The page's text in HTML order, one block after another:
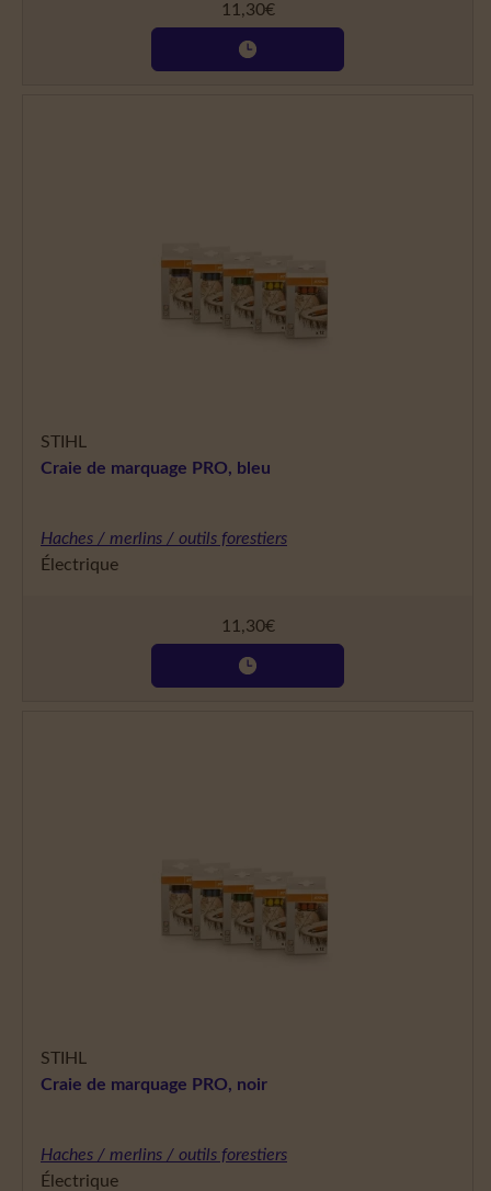
11,30€
STIHL
Craie de marquage PRO, bleu
Haches / merlins / outils forestiers
Électrique
11,30€
STIHL
Craie de marquage PRO, noir
Haches / merlins / outils forestiers
Électrique